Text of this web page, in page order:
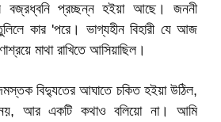
বজ্রধ্বনি প্রচ্ছন্ন হইয়া আছে। জননী
কার 'পরে। ভাগ্যহীন বিহারী যে আজ
মাথা রাখিতে আসিয়াছিল।
বিদ্যুতের আঘাতে চকিত হইয়া উঠিল,
আর একটি কথাও বলিয়ো না। আমি